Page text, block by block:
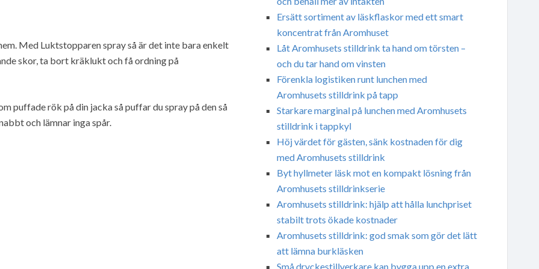
Med Luktstopparen spray så är det inte bara enkelt
skor, ta bort kräklukt och få ordning på
puffade rök på din jacka så puffar du spray på den så
och lämnar inga spår.
Ersätt sortiment av läskflaskor med ett smart
koncentrat från Aromhuset
Låt Aromhusets stilldrink ta hand om törsten –
och du tar hand om vinsten
Förenkla logistiken runt lunchen med
Aromhusets stilldrink på tapp
Starkare marginal på lunchen med Aromhusets
stilldrink i tappkyl
Höj värdet för gästen, sänk kostnaden för dig
med Aromhusets stilldrink
Byt hyllmeter läsk mot en kompakt lösning från
Aromhusets stilldrinkserie
Aromhusets stilldrink: hjälp att hålla lunchpriset
stabilt trots ökade kostnader
Aromhusets stilldrink: god smak som gör det lätt
att lämna burkläsken
Små dryckestillverkare kan bygga upp en extra